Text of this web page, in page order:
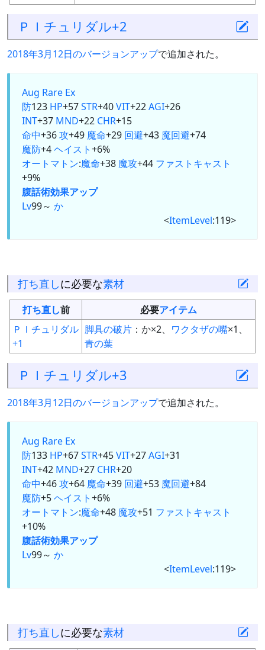
ＰＩチュリダル+2
2018年3月12日のバージョンアップで追加された。
Aug Rare Ex
防123 HP+57STR+40VIT+22AGI+26
INT+37 MND+22 CHR+15
命中+36攻+49 魔命+29 回避+43 魔回避+74
魔防+4ヘイスト+6%
オートマトン:魔命+38 魔攻+44 ファストキャスト
+9%
腹話術効果アップ
Lv99～ か
<ItemLevel:119>
打ち直しに必要な素材
打ち直し前 必要アイテム
ＰＩチュリダル
+1
脚具の破片 ：か×2、 ワクタザの嘴×1、
青の葉
ＰＩチュリダル+3
2018年3月12日のバージョンアップで追加された。
Aug Rare Ex
防133 HP+67STR+45VIT+27AGI+31
INT+42 MND+27 CHR+20
命中+46攻+64 魔命+39 回避+53 魔回避+84
魔防+5ヘイスト+6%
オートマトン:魔命+48 魔攻+51 ファストキャスト
+10%
腹話術効果アップ
Lv99～ か
<ItemLevel:119>
打ち直しに必要な素材